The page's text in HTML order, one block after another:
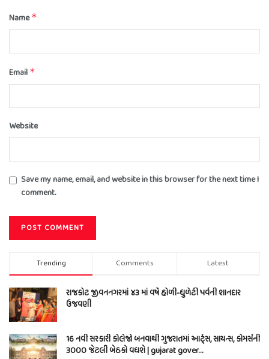
Name*
Email *
Website
Save my name, email, and website in this browser for the next time I
comment.
Trending Comments Latest
રાજકોટ જીવનનગરમાં ૪૩ માં વર્ષે હોળી-ધુળેટી પર્વની શાનદાર
ઉજવણી
16 નવી સરકારી કોલેજો બનવાથી ગુજરાતમાં આર્ટ્સ, સાયન્સ, કોમર્સની
3000 જેટલી બેઠકો વધશે | gujarat gover…